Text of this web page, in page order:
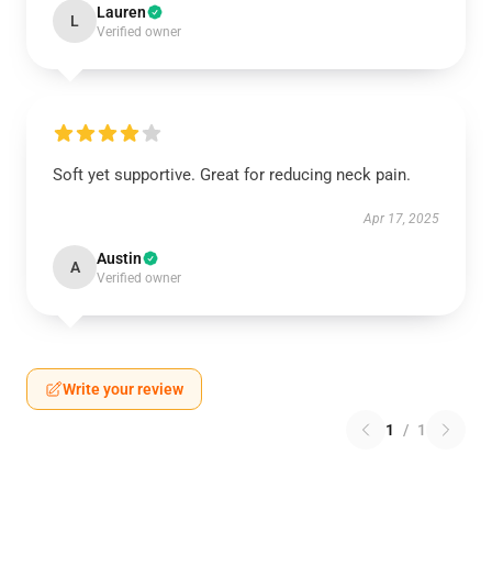
L Lauren
Verified owner
Soft yet supportive. Great for reducing neck pain.
Apr 17, 2025
A Austin
Verified owner
Write your review
1 / 1